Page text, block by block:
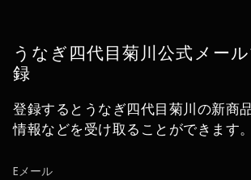
うなぎ四代目菊川公式メー
録
登録するとうなぎ四代目菊川の新商
情報などを受け取ることができます。